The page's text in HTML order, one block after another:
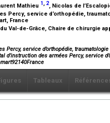
Mathieu 1, 2, Nicolas de
Percy, service d’orthopédie,
France
Val-de-Grâce, Chaire de chirurgie
Percy, service d’orthopédie,
d’instruction des armées Percy, service
Tableaux